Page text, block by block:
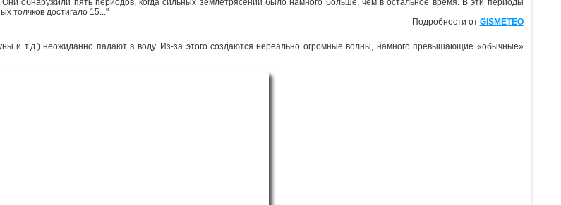
обнаружили пять периодов, когда сильных землетрясений было намного больше, чем в остальное время. В эти периоды
толчков достигало 15..."
Подробности от GISMETEO
и т.д.) неожиданно падают в воду. Из-за этого создаются нереально огромные волны, намного превышающие «обычные»